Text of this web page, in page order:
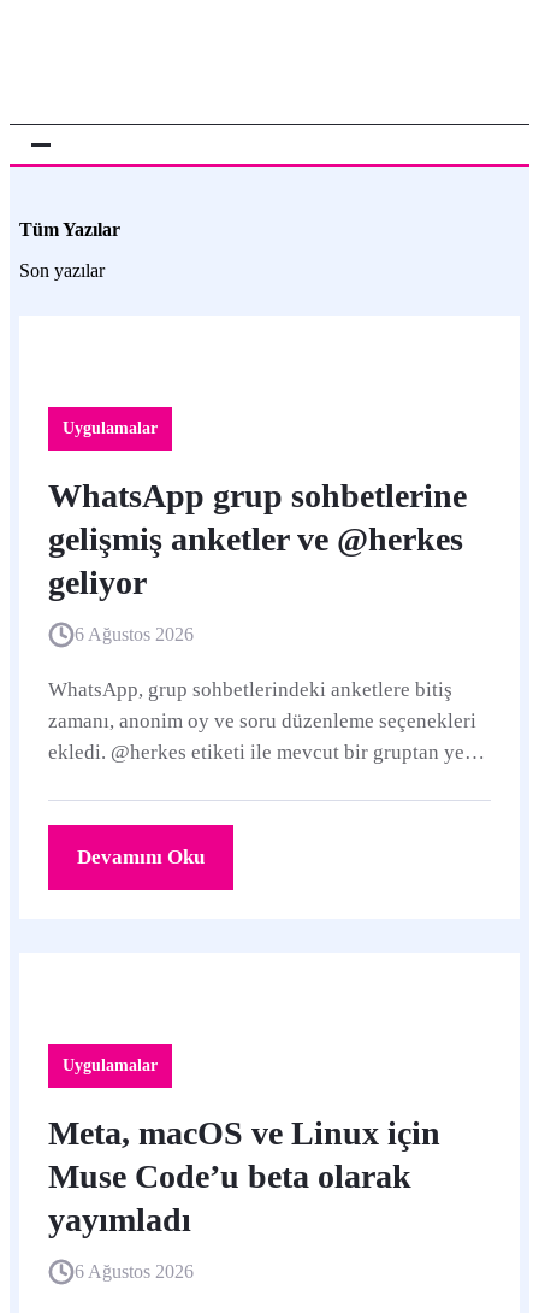
Tüm Yazılar
Son yazılar
Uygulamalar
WhatsApp grup sohbetlerine
gelişmiş anketler ve @herkes
geliyor
6 Ağustos 2026
WhatsApp, grup sohbetlerindeki anketlere bitiş
zamanı, anonim oy ve soru düzenleme seçenekleri
ekledi. @herkes etiketi ile mevcut bir gruptan yeni
Devamını Oku
Uygulamalar
Meta, macOS ve Linux için
Muse Code’u beta olarak
yayımladı
6 Ağustos 2026